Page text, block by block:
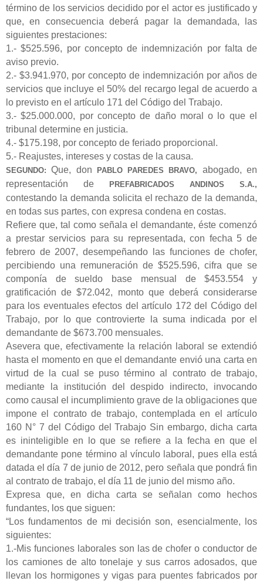
término de los servicios decidido por el actor es justificado y
que, en consecuencia deberá pagar la demandada, las
siguientes prestaciones:
1.- $525.596, por concepto de indemnización por falta de
aviso previo.
2.- $3.941.970, por concepto de indemnización por años de
servicios que incluye el 50% del recargo legal de acuerdo a
lo previsto en el artículo 171 del Código del Trabajo.
3.- $25.000.000, por concepto de daño moral o lo que el
tribunal determine en justicia.
4.- $175.198, por concepto de feriado proporcional.
5.- Reajustes, intereses y costas de la causa.
SEGUNDO:Que, don PABLO PAREDES BRAVO, abogado, en
representación de
PREFABRICADOS ANDINOS S.A.,
contestando la demanda solicita el rechazo de la demanda,
en todas sus partes, con expresa condena en costas.
Refiere que, tal como señala el demandante, éste comenzó
a prestar servicios para su representada, con fecha 5 de
febrero de 2007, desempeñando las funciones de chofer,
percibiendo una remuneración de $525.596, cifra que se
componía de sueldo base mensual de $453.554 y
gratificación de $72.042, monto que deberá considerarse
para los eventuales efectos del artículo 172 del Código del
Trabajo, por lo que controvierte la suma indicada por el
demandante de $673.700 mensuales.
Asevera que, efectivamente la relación laboral se extendió
hasta el momento en que el demandante envió una carta en
virtud de la cual se puso término al contrato de trabajo,
mediante la institución del despido indirecto, invocando
como causal el incumplimiento grave de la obligaciones que
impone el contrato de trabajo, contemplada en el artículo
160 N° 7 del Código del Trabajo Sin embargo, dicha carta
es ininteligible en lo que se refiere a la fecha en que el
demandante pone término al vínculo laboral, pues ella está
datada el día 7 de junio de 2012, pero señala que pondrá fin
al contrato de trabajo, el día 11 de junio del mismo año.
Expresa que, en dicha carta se señalan como hechos
fundantes, los que siguen:
“Los fundamentos de mi decisión son, esencialmente, los
siguientes:
1.-Mis funciones laborales son las de chofer o conductor de
los camiones de alto tonelaje y sus carros adosados, que
llevan los hormigones y vigas para puentes fabricados por